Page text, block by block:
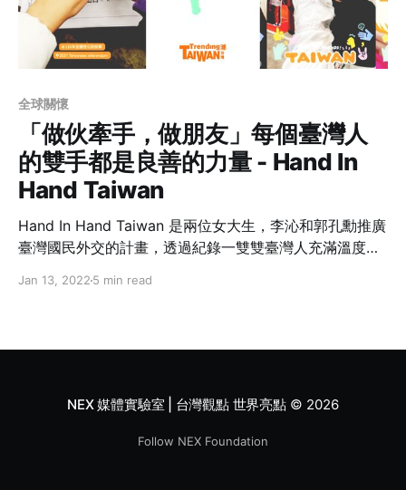
全球關懷
「做伙牽手，做朋友」每個臺灣人
的雙手都是良善的力量 - Hand In
Hand Taiwan
Hand In Hand Taiwan 是兩位女大生，李沁和郭孔勳推廣
臺灣國民外交的計畫，透過紀錄一雙雙臺灣人充滿溫度與
Jan 13, 2022 5 min read
NEX 媒體實驗室 | 台灣觀點 世界亮點© 2026
Follow NEX Foundation